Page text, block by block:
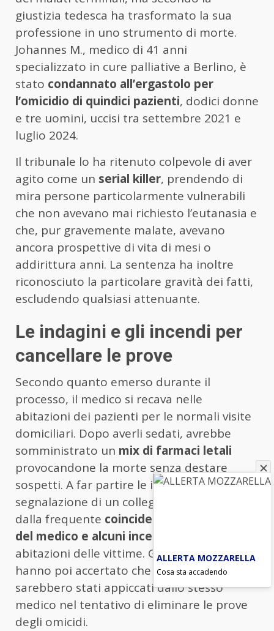
giustizia tedesca ha trasformato la sua
professione in uno strumento di morte.
Johannes M., medico di 41 anni
specializzato in cure palliative a Berlino, è
stato condannato all’ergastolo per
l’omicidio di quindici pazienti, dodici donne
e tre uomini, uccisi tra settembre 2021 e
luglio 2024.
Il tribunale lo ha ritenuto colpevole di aver
agito come un serial killer, prendendo di
mira persone particolarmente vulnerabili
che non avevano mai richiesto l’eutanasia e
che, pur gravemente malate, avevano
ancora prospettive di vita di mesi o
addirittura anni. La sentenza ha inoltre
riconosciuto la particolare gravità dei fatti,
escludendo qualsiasi attenuante.
Le indagini e gli incendi per
cancellare le prove
Secondo quanto emerso durante il
processo, il medico si recava nelle
abitazioni dei pazienti per le normali visite
domiciliari. Dopo averli sedati, avrebbe
somministrato un mix di farmaci letali
provocandone la morte senza destare
sospetti. A far partire le indagini è stata la
segnalazione di un collega, insospettito
dalla frequente coincidenza tra le visite
del medico e alcuni incendi
abitazioni delle vittime. Gli investigatori
hanno poi accertato che quegli incendi
sarebbero stati appiccati dallo stesso
medico nel tentativo di eliminare le prove
degli omicidi.
ALLERTA MOZZARELLA
Cosa sta accadendo